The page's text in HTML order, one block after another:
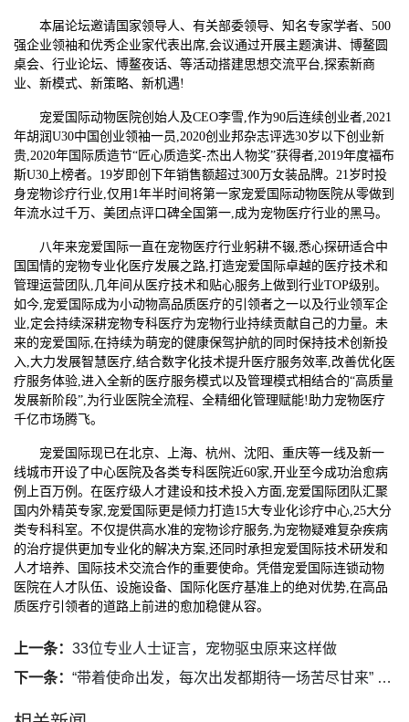
本届论坛邀请国家领导人、有关部委领导、知名专家学者、500
强企业领袖和优秀企业家代表出席,会议通过开展主题演讲、博鳌圆
桌会、行业论坛、博鳌夜话、等活动搭建思想交流平台,探索新商
业、新模式、新策略、新机遇!
宠爱国际动物医院创始人及CEO李雪,作为90后连续创业者,2021
年胡润U30中国创业领袖一员,2020创业邦杂志评选30岁以下创业新
贵,2020年国际质造节“匠心质造奖-杰出人物奖”获得者,2019年度福布
斯U30上榜者。19岁即创下年销售额超过300万女装品牌。21岁时投
身宠物诊疗行业,仅用1年半时间将第一家宠爱国际动物医院从零做到
年流水过千万、美团点评口碑全国第一,成为宠物医疗行业的黑马。
八年来宠爱国际一直在宠物医疗行业躬耕不辍,悉心探研适合中
国国情的宠物专业化医疗发展之路,打造宠爱国际卓越的医疗技术和
管理运营团队,几年间从医疗技术和贴心服务上做到行业TOP级别。
如今,宠爱国际成为小动物高品质医疗的引领者之一以及行业领军企
业,定会持续深耕宠物专科医疗为宠物行业持续贡献自己的力量。未
来的宠爱国际,在持续为萌宠的健康保驾护航的同时保持技术创新投
入,大力发展智慧医疗,结合数字化技术提升医疗服务效率,改善优化医
疗服务体验,进入全新的医疗服务模式以及管理模式相结合的“高质量
发展新阶段”,为行业医院全流程、全精细化管理赋能!助力宠物医疗
千亿市场腾飞。
宠爱国际现已在北京、上海、杭州、沈阳、重庆等一线及新一
线城市开设了中心医院及各类专科医院近60家,开业至今成功治愈病
例上百万例。在医疗级人才建设和技术投入方面,宠爱国际团队汇聚
国内外精英专家,宠爱国际更是倾力打造15大专业化诊疗中心,25大分
类专科科室。不仅提供高水准的宠物诊疗服务,为宠物疑难复杂疾病
的治疗提供更加专业化的解决方案,还同时承担宠爱国际技术研发和
人才培养、国际技术交流合作的重要使命。凭借宠爱国际连锁动物
医院在人才队伍、设施设备、国际化医疗基准上的绝对优势,在高品
质医疗引领者的道路上前进的愈加稳健从容。
上一条： 33位专业人士证言，宠物驱虫原来这样做
下一条： “带着使命出发，每次出发都期待一场苦尽甘来” 新瑞鹏百人百佳孙艳艳